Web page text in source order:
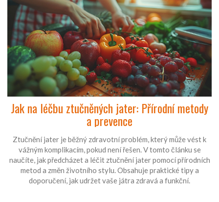
Jak na léčbu ztučněných jater: Přírodní metody
a prevence
Ztučnění jater je běžný zdravotní problém, který může vést k
vážným komplikacím, pokud není řešen. V tomto článku se
naučíte, jak předcházet a léčit ztučnění jater pomocí přírodních
metod a změn životního stylu. Obsahuje praktické tipy a
doporučení, jak udržet vaše játra zdravá a funkční.